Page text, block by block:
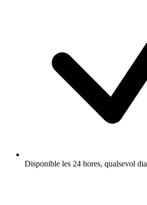
Disponible les 24 hores, qualsevol dia